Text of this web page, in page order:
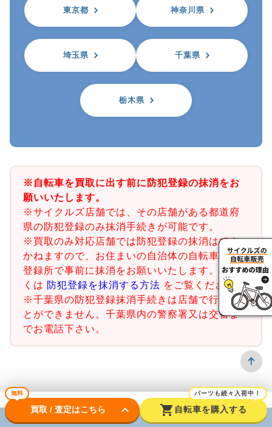
東京都 神奈川県
埼玉県 千葉県
栃木県
※自転車を買取に出す前に防犯登録の抹消をお
願いいたします。
※サイクルズ店舗では、その店舗がある都道府
県の防犯登録のみ抹消手続きが可能です。
※買取のみ対応店舗では防犯登録の抹消はでき
かねますので、お住まいの自治体の自転車防犯
登録所で事前に抹消をお願いいたします。詳し
くは 防犯登録を抹消する方法 をご覧ください。
※千葉県の防犯登録抹消手続きは店舗で行うこ
とができません。千葉県内の警察署又は交番ま
でお電話下さい。
無料
買取 / 査定はこちら keyboard_arrow_down shopping_cart
パーツも続々入荷中！
自転車を購入する